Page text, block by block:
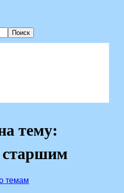
Поиск
тему:
темам